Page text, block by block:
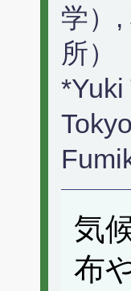
学）,
所）
気
布